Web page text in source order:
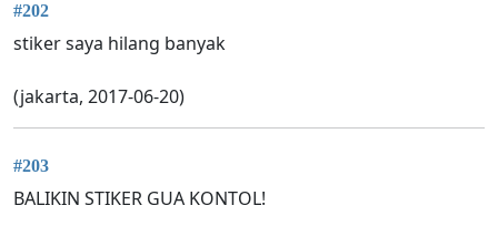
#202
stiker saya hilang banyak
(jakarta, 2017-06-20)
#203
BALIKIN STIKER GUA KONTOL!